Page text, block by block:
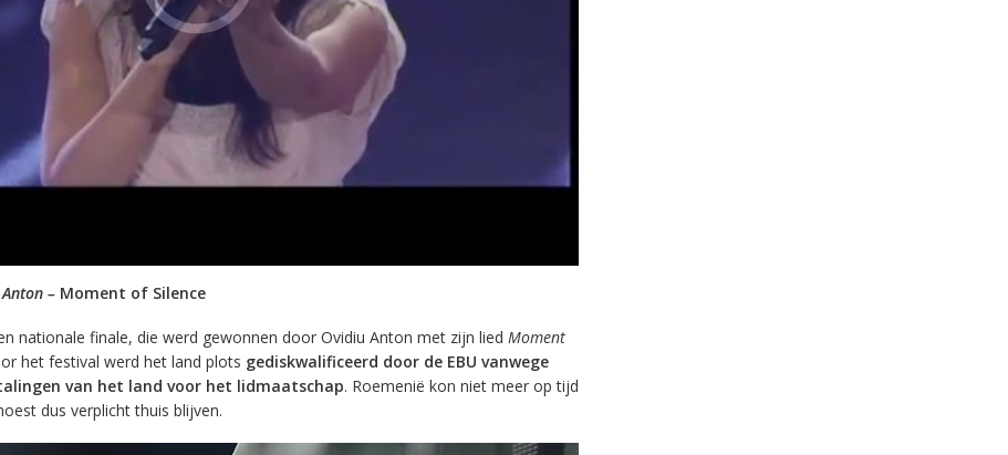
– Moment of Silence
nationale finale, die werd gewonnen door Ovidiu Anton met zijn lied Moment
het festival werd het land plots gediskwalificeerd door de EBU vanwege
van het land voor het lidmaatschap. Roemenië kon niet meer op tijd
dus verplicht thuis blijven.